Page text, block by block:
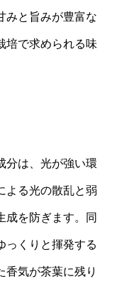
みと旨みが豊富な
培で求められる味
分は、光が強い環
よる光の散乱と弱
成を防ぎます。同
っくりと揮発する
香気が茶葉に残り